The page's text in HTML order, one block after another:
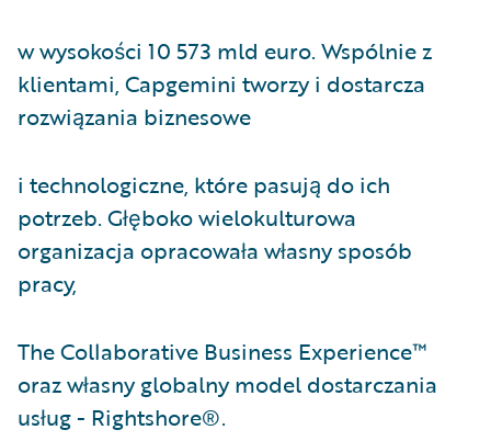
w wysokości 10 573 mld euro. Wspólnie z
klientami, Capgemini tworzy i dostarcza
rozwiązania biznesowe
i technologiczne, które pasują do ich
potrzeb. Głęboko wielokulturowa
organizacja opracowała własny sposób
pracy,
The Collaborative Business Experience™
oraz własny globalny model dostarczania
usług - Rightshore®.